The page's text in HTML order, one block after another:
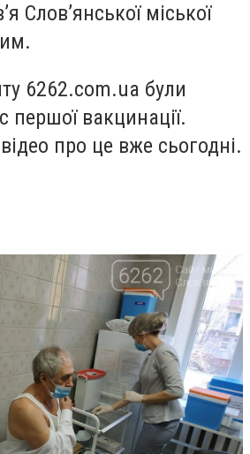
Слов’янської міської
6262.com.ua були
першої вакцинації.
про це вже сьогодні.